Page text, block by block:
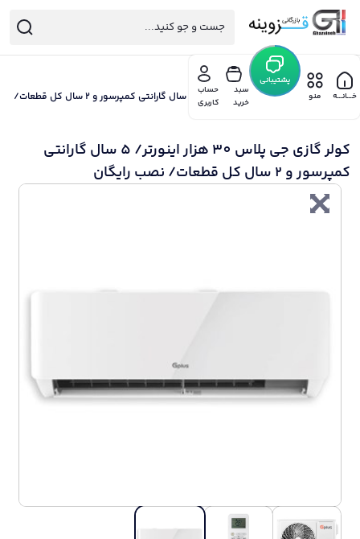
خـــانـــه منو
پشتیبانی
سبد
خرید
حساب
کاربری
خانه
کولر گازی جی پلاس
/ کولر گازی جی پلاس 30 هزار اینورتر/ 5 سال گارانتی کمپرسور و 2 سال کل قطعات/
کولر گازی جی پلاس 30 هزار اینورتر/ 5 سال گارانتی
کمپرسور و 2 سال کل قطعات/ نصب رایگان